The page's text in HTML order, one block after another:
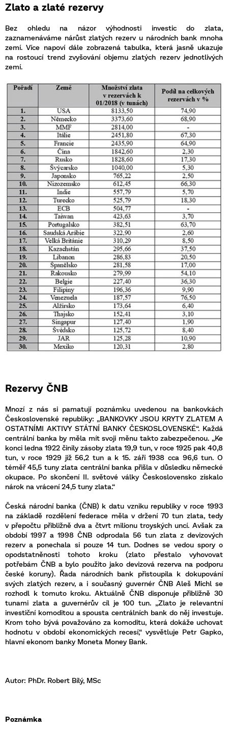
Zlato a zlaté rezervy
Bez ohledu na názor výhodnosti investic do zlata,
zaznamenáváme nárůst zlatých rezerv u národních bank mnoha
zemí. Více napoví dále zobrazená tabulka, která jasně ukazuje
na rostoucí trend zvyšování objemu zlatých rezerv jednotlivých
zemí.
Rezervy ČNB
Mnozí z nás si pamatují poznámku uvedenou na bankovkách
Československé republiky: „BANKOVKY JSOU KRYTY ZLATEM A
OSTATNÍMI AKTIVY STÁTNÍ BANKY ČESKOSLOVENSKÉ“. Každá
centrální banka by měla mít svoji měnu takto zabezpečenou. „Ke
konci ledna 1922 činily zásoby zlata 19,9 tun, v roce 1925 pak 40,8
tun, v roce 1929 již 56,2 tun a k 15. září 1938 cca 96,6 tun. O
téměř 45,5 tuny zlata centrální banka přišla v důsledku německé
okupace. Po skončení II. světové války Československo získalo
nárok na vrácení 24,5 tuny zlata.“
Česká národní banka (ČNB) k datu vzniku republiky v roce 1993
na základě rozdělení federace měla v držení 70 tun zlata, tedy
v přepočtu přibližně dva a čtvrt milionu troyských uncí. Avšak za
období 1997 a 1998 ČNB odprodala 56 tun zlata z devizových
rezerv a ponechala si pouze 14 tun. Dodnes se vedou spory o
opodstatněnosti tohoto kroku (zlato přestalo vyhovovat
potřebám ČNB a bylo použito jako devizová rezerva na podporu
české koruny). Řada národních bank přistoupila k dokupování
svých zlatých rezerv, a i současný guvernér ČNB Aleš Michl se
rozhodl k tomuto kroku. Aktuálně ČNB disponuje přibližně 30
tunami zlata a guvernérův cíl je 100 tun. „Zlato je relevantní
investiční komoditou a spousta centrálních bank do něj investuje.
Krom toho bývá považováno za komoditu, která dokáže uchovat
hodnotu v období ekonomických recesí,“ vysvětluje Petr Gapko,
hlavní ekonom banky Moneta Money Bank.
Autor: PhDr. Robert Bílý, MSc
Poznámka